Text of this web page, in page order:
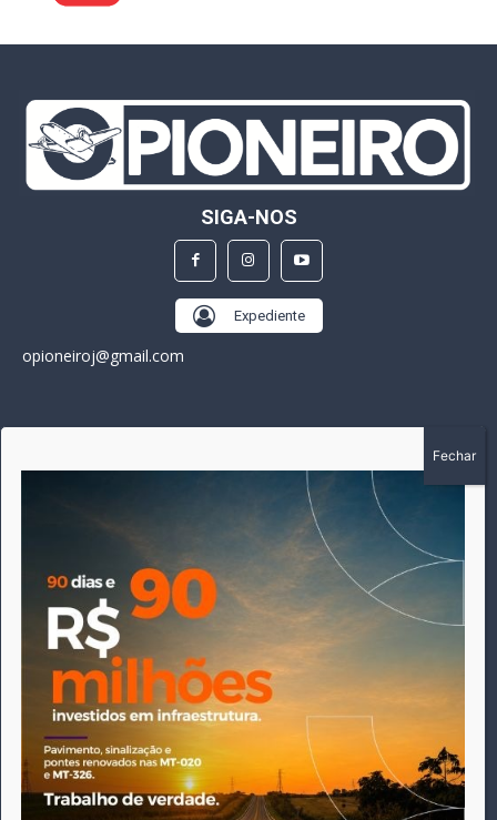
SIGA-NOS
Expediente
opioneiroj@gmail.com
A história do Pioneiro inicia em fevereiro de 2005 em
Canarana - MT, na época, como um jornal impresso semanal,
que chegou a possuir mil assinantes. Durante 15 anos, foram
publicadas 691 edições que narraram os acontecimentos
políticos, policiais e cotidianos de Canarana e região. Fiel a sua
origem, pautado sempre pela busca incessante da
imparcialidade, faz jus a sua logo, com o característico "avião
da praça" de Canarana, sendo o símbolo do
comprometimento deste veículo de comunicação com o
relato dos fatos neste município. Em 06 de dezembro de 2019
circulou a última edição impressa do jornal, que desde então
tem veiculação exclusivamente online.